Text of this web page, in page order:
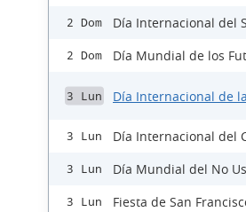
2 Dom Día Internacional del
2 Dom Día Mundial de los
3 Lun Día Internacional de
3 Lun Día Internacional del
3 Lun Día Mundial del No
3 Lun Fiesta de San